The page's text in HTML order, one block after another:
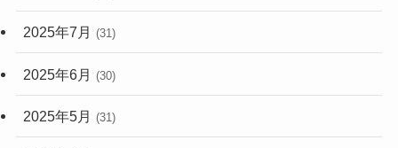
2025年7月 (31)
2025年6月 (30)
2025年5月 (31)